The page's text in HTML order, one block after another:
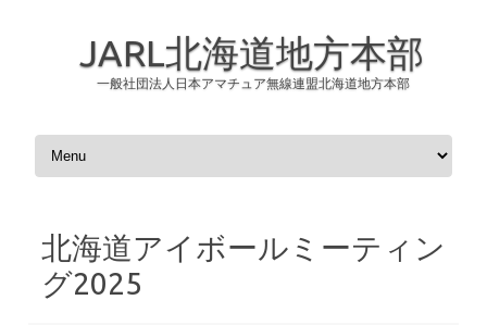
JARL北海道地方本部
一般社団法人日本アマチュア無線連盟北海道地方本部
Skip to content
北海道アイボールミーティン
グ2025